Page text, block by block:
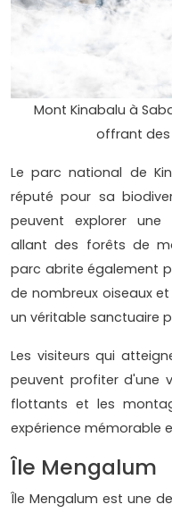
Mont Kinabalu à
offrant des
Le parc national de
réputé pour sa
peuvent explorer une
allant des forêts de
parc abrite également
de nombreux oiseaux
un véritable sanctuaire
Les visiteurs qui
peuvent profiter d'une
flottants et les
expérience mémorable
Île Mengalum
Île Mengalum est une